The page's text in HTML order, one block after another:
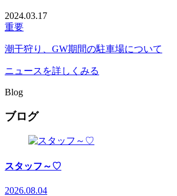
2024.03.17
重要
潮干狩り、GW期間の駐車場について
ニュースを詳しくみる
Blog
ブログ
スタッフ～♡
2026.08.04